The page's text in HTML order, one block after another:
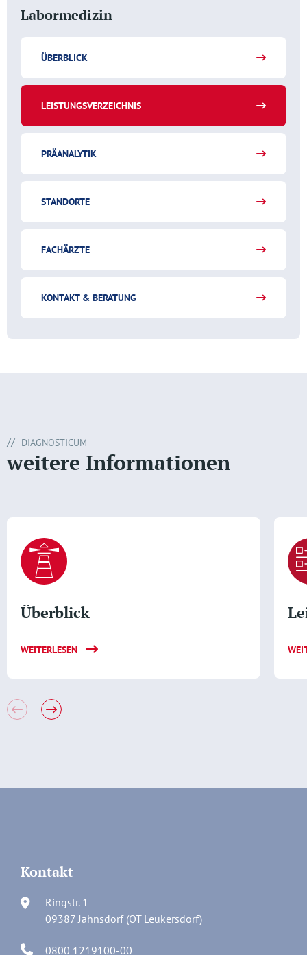
Labormedizin
ÜBERBLICK
LEISTUNGSVERZEICHNIS
PRÄANALYTIK
STANDORTE
FACHÄRZTE
KONTAKT & BERATUNG
DIAGNOSTICUM
weitere Informationen
Überblick
WEITERLESEN
Kontakt
Ringstr. 1
09387 Jahnsdorf (OT Leukersdorf)
0800 1219100-00